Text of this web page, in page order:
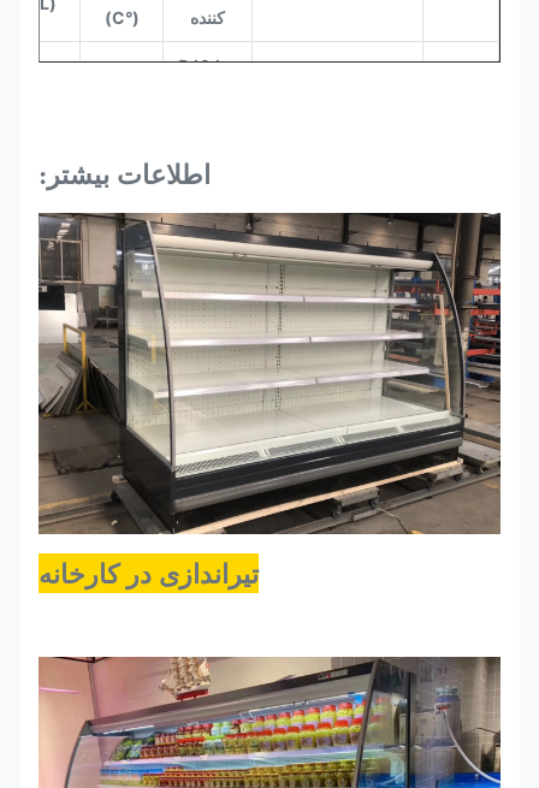
کننده
(°C)
R404a،
290M
2900*850*1500
R404a،
R448a،
R449a
0~+6
1305
SEMI
290X
2900*1000*1500
R404a،
R448a،
R449a
0~+6
1680
اطلاعات بیشتر:
تیراندازی در کارخانه